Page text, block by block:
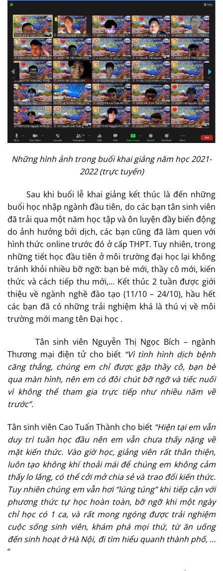
Những hình ảnh trong buổi khai giảng năm học 2021-
2022 (trực tuyến)
Sau khi buổi lễ khai giảng kết thúc là đến những
buổi học nhập ngành đầu tiên, do các bạn tân sinh viên
đã trải qua một năm học tập và ôn luyện đầy biến động
do ảnh hưởng bởi dịch, các bạn cũng đã làm quen với
hình thức online trước đó ở cấp THPT. Tuy nhiên, trong
những tiết học đầu tiên ở môi trường đại học lại không
tránh khỏi nhiều bỡ ngỡ: bạn bè mới, thầy cô mới, kiến
thức và cách tiếp thu mới,… Kết thúc 2 tuần được giới
thiệu về ngành nghề đào tạo (11/10 – 24/10), hầu hết
các bạn đã có những trải nghiệm khá là thú vị về môi
trường mới mang tên Đại học .
Tân sinh viên Nguyễn Thị Ngọc Bích – ngành
Thương mại điện tử cho biết “Vì tình hình dịch bệnh
căng thẳng, chúng em chỉ được gặp thầy cô, bạn bè
qua màn hình, nên em có đôi chút bỡ ngỡ và tiếc nuối
vì không thể tham gia trực tiếp như nhiều năm về
trước”.
Tân sinh viên Cao Tuấn Thành cho biết “Hiện tại em vẫn
duy trì tuần học đầu nên em vẫn chưa thấy nặng về
mặt kiến thức. Vào giờ học, giảng viên rất thân thiện,
luôn tạo không khí thoải mái để chúng em không cảm
thấy lo lắng, có thể cởi mở chia sẻ và trao đổi kiến thức.
Tuy nhiên chúng em vẫn hơi “lúng túng” khi tiếp cận với
phương thức tự học hoàn toàn, bỡ ngỡ khi một ngày
chỉ học có 1 ca, và rất mong ngóng được trải nghiệm
cuộc sống sinh viên, khám phá mọi thứ, từ ăn uống
đến sinh hoạt ở Hà Nội, đi tìm hiểu quanh thành phố, …
“